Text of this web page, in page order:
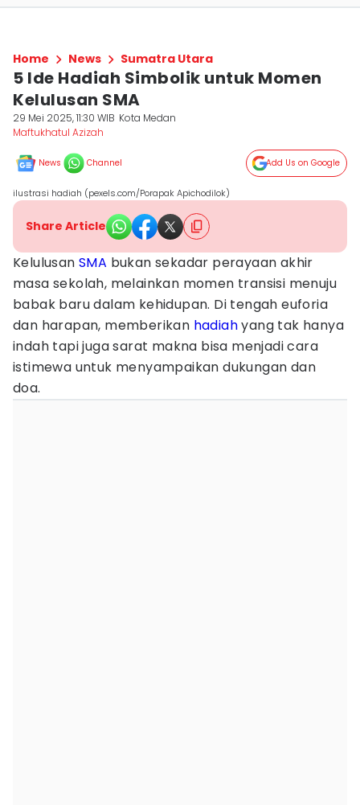
Home News Sumatra Utara
5 Ide Hadiah Simbolik untuk Momen
Kelulusan SMA
29 Mei 2025, 11:30 WIB Kota Medan
Maftukhatul Azizah
News Channel Add Us on Google
ilustrasi hadiah (pexels.com/Porapak Apichodilok)
Share Article
KelulusanSMA bukan sekadar perayaan akhir
masa sekolah, melainkan momen transisi menuju
babak baru dalam kehidupan. Di tengah euforia
dan harapan, memberikan hadiahyang tak hanya
indah tapi juga sarat makna bisa menjadi cara
istimewa untuk menyampaikan dukungan dan
doa.